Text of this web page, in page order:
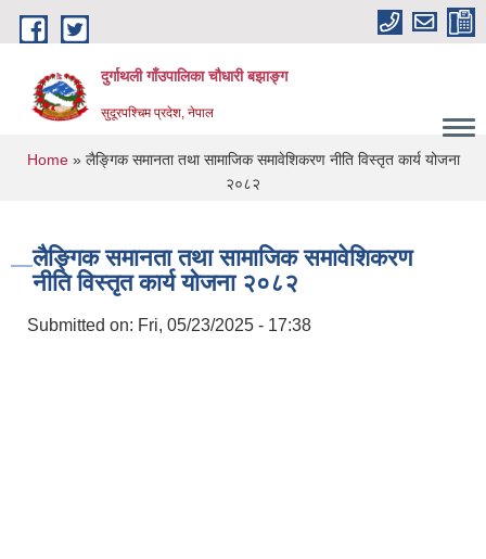
Skip to main content
दुर्गाथली गाँउपालिका चौधारी बझाङ्ग
सुदूरपश्चिम प्रदेश, नेपाल
You are here
Home» लैङ्गिक समानता तथा सामाजिक समावेशिकरण नीति विस्तृत कार्य योजना
२०८२
लैङ्गिक समानता तथा सामाजिक समावेशिकरण
नीति विस्तृत कार्य योजना २०८२
Submitted on: Fri, 05/23/2025 - 17:38